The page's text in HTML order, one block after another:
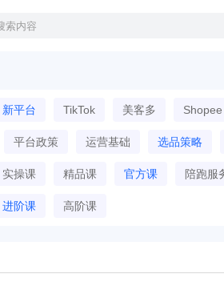
新平台 TikTok 美客多 Shopee
平台政策 运营基础 选品策略
实操课 精品课 官方课 陪跑服
进阶课 高阶课